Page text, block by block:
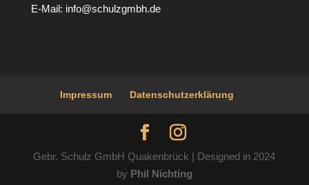
E-Mail: info@schulzgmbh.de
Impressum Datenschutzerklärung
Gebr. Schulz GmbH Quakenbrück | Designed in 2024
by Phil Nichting